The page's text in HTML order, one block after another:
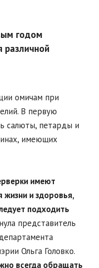
годом
различной
омичам при
В первую
салюты, петарды и
имеющих
имеют
жизни и здоровья,
подходить
представитель
Ольга Головко.
всегда обращать